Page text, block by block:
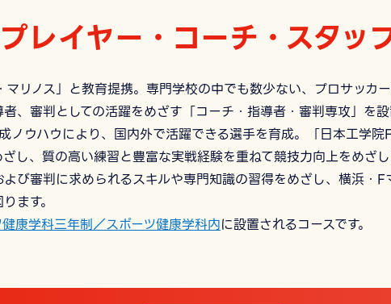
レイヤー・コーチ・スタッ
マリノス」と教育提携。専門学校の中でも数少ない、プロサッカ
者、審判としての活躍をめざす「コーチ・指導者・審判専攻」を
ノウハウにより、国内外で活躍できる選手を育成。「日本工学
ざし、質の高い練習と豊富な実戦経験を重ねて競技力向上をめざ
よび審判に求められるスキルや専門知識の習得をめざし、横浜・
ます。
康学科三年制／スポーツ健康学科内に設置されるコースです。